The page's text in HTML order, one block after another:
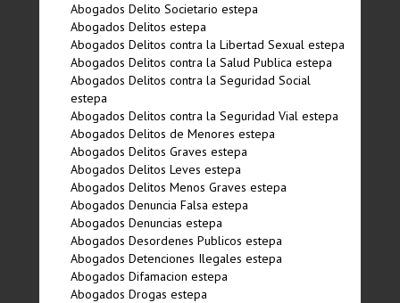
Abogados Delito Societario estepa
Abogados Delitos estepa
Abogados Delitos contra la Libertad Sexual estepa
Abogados Delitos contra la Salud Publica estepa
Abogados Delitos contra la Seguridad Social
estepa
Abogados Delitos contra la Seguridad Vial estepa
Abogados Delitos de Menores estepa
Abogados Delitos Graves estepa
Abogados Delitos Leves estepa
Abogados Delitos Menos Graves estepa
Abogados Denuncia Falsa estepa
Abogados Denuncias estepa
Abogados Desordenes Publicos estepa
Abogados Detenciones Ilegales estepa
Abogados Difamacion estepa
Abogados Drogas estepa